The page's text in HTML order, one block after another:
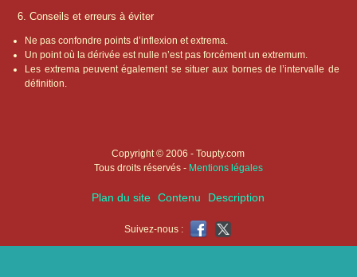
6. Conseils et erreurs à éviter
Ne pas confondre points d’inflexion et extrema.
Un point où la dérivée est nulle n’est pas forcément un extremum.
Les extrema peuvent également se situer aux bornes de l’intervalle de
définition.
Copyright © 2006 - Toupty.com
Tous droits réservés - Mentions légales
Plan du site Contenu Description
Suivez-nous :